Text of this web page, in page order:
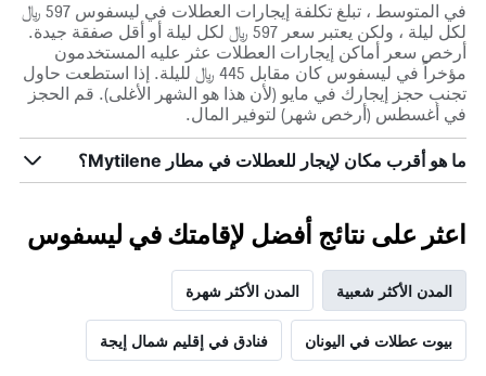
في المتوسط ، تبلغ تكلفة إيجارات العطلات في ليسفوس 597 ﷼
لكل ليلة ، ولكن يعتبر سعر 597 ﷼ لكل ليلة أو أقل صفقة جيدة.
أرخص سعر أماكن إيجارات العطلات عثر عليه المستخدمون
مؤخراً في ليسفوس كان مقابل 445 ﷼ لليلة. إذا استطعت حاول
تجنب حجز إيجارك في مايو (لأن هذا هو الشهر الأغلى). قم الحجز
في أغسطس (أرخص شهر) لتوفير المال.
ما هو أقرب مكان لإيجار للعطلات في مطار Mytilene؟
اعثر على نتائج أفضل لإقامتك في ليسفوس
المدن الأكثر شعبية المدن الأكثر شهرة
بيوت عطلات في اليونان فنادق في إقليم شمال إيجة